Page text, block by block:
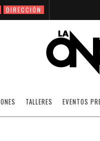
DIRECCIÓN
TALLERES EVENTOS
EL DESNUDO